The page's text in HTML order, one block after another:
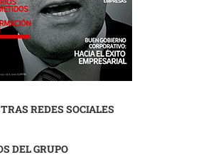
REDES SOCIALES
DEL GRUPO